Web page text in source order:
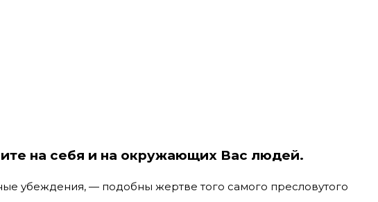
на себя и на окружающих Вас людей.
убеждения, — подобны жертве того самого пресловутого